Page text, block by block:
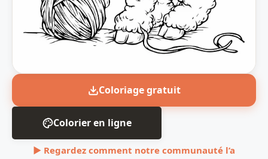
Coloriage gratuit
Colorier en ligne
▶ Regardez comment notre communauté l’a